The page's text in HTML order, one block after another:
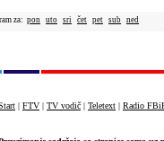
za: pon uto sri čet pet sub ned
| FTV | TV vodič | Teletext | Radio